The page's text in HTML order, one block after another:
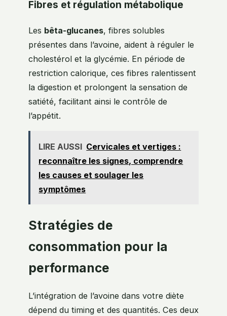
Fibres et régulation métabolique
Les bêta-glucanes, fibres solubles
présentes dans l’avoine, aident à réguler le
cholestérol et la glycémie. En période de
restriction calorique, ces fibres ralentissent
la digestion et prolongent la sensation de
satiété, facilitant ainsi le contrôle de
l’appétit.
LIRE AUSSI Cervicales et vertiges :
reconnaître les signes, comprendre
les causes et soulager les
symptômes
Stratégies de
consommation pour la
performance
L’intégration de l’avoine dans votre diète
dépend du timing et des quantités. Ces deux